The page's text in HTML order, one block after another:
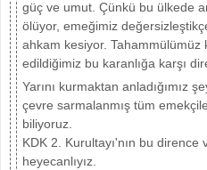
güç ve umut. Çünkü bu ülkede
ölüyor, emeğimiz
ahkam kesiyor. Tahammülümüz
edildiğimiz bu karanlığa karşı
Yarını kurmaktan anladığımız
çevre sarmalanmış tüm
biliyoruz.
KDK 2. Kurultayı'nın bu
heyecanlıyız.